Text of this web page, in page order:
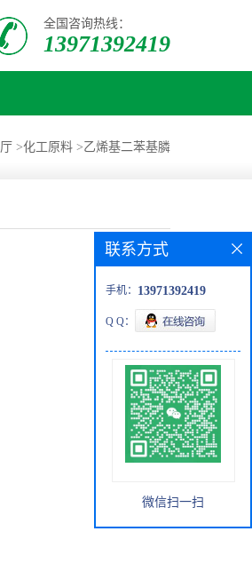
全国咨询热线：
13971392419
>化工原料 >乙烯基二苯基膦
联系方式
手机： 13971392419
Q Q：
微信扫一扫